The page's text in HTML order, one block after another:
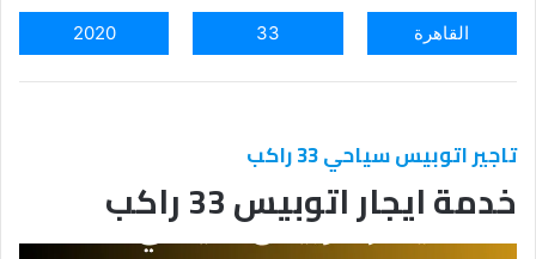
القاهرة 33
2020
تاجير اتوبيس سياحي 33 راكب
خدمة ايجار اتوبيس 33 راكب